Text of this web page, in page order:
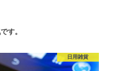
す。
日用雑貨